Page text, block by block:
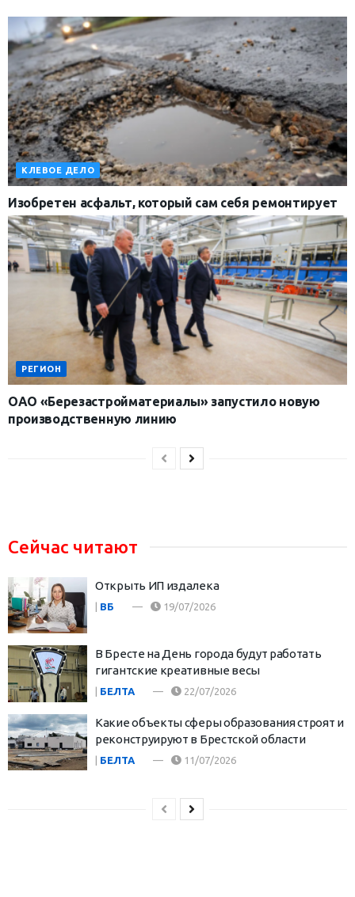
КЛЕВОЕ ДЕЛО
Изобретен асфальт, который сам себя ремонтирует
РЕГИОН
ОАО «Березастройматериалы» запустило новую
производственную линию
Сейчас читают
Открыть ИП издалека
| ВБ 19/07/2026
В Бресте на День города будут работать
гигантские креативные весы
БЕЛТА 22/07/2026
Какие объекты сферы образования строят и
реконструируют в Брестской области
| БЕЛТА 11/07/2026